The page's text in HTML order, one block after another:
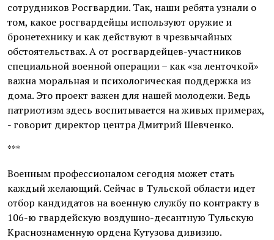
сотрудников Росгвардии. Так, наши ребята узнали о
том, какое росгвардейцы используют оружие и
бронетехнику и как действуют в чрезвычайных
обстоятельствах. А от росгвардейцев-участников
специальной военной операции – как «за ленточкой»
важна моральная и психологическая поддержка из
дома. Это проект важен для нашей молодежи. Ведь
патриотизм здесь воспитывается на живых примерах,
- говорит директор центра Дмитрий Шевченко.
***
Военным профессионалом сегодня может стать
каждый желающий. Сейчас в Тульской области идет
отбор кандидатов на военную службу по контракту в
106-ю гвардейскую воздушно-десантную Тульскую
Краснознаменную ордена Кутузова дивизию.